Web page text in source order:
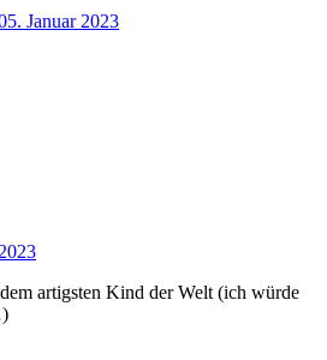
Januar 2023
artigsten Kind der Welt (ich würde